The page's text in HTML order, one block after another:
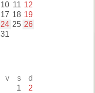
10 11 12
17 18 19
24 25 26
31
v s d
1 2